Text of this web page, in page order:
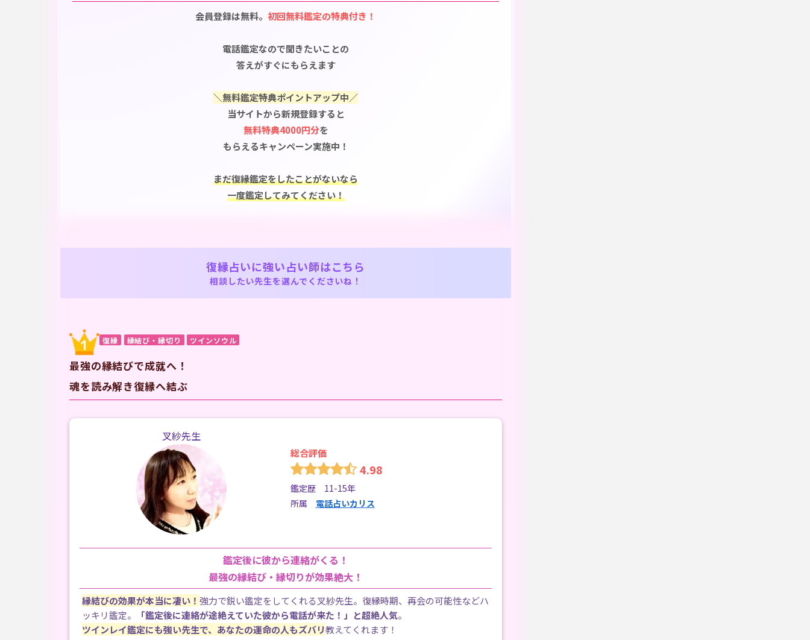
会員登録は無料。 初回無料鑑定の特典付き！
電話鑑定なので聞きたいことの
答えがすぐにもらえます
＼無料鑑定特典ポイントアップ中／
当サイトから新規登録すると
無料特典4000円分を
もらえるキャンペーン実施中！
まだ復縁鑑定をしたことがないなら
一度鑑定してみてください！
復縁占いに強い占い師はこちら
相談したい先生を選んでくださいね！
復縁 縁結び・縁切り ツインソウル
最強の縁結びで成就へ！
魂を読み解き復縁へ結ぶ
叉紗先生
総合評価
4.98
鑑定歴 11-15年
所属 電話占いカリス
鑑定後に彼から連絡がくる！
最強の縁結び・縁切りが効果絶大！
縁結びの効果が本当に凄い！ 強力で鋭い鑑定をしてくれる叉紗先生。復縁時期、再会の可能性などハ
ッキリ鑑定。
「鑑定後に連絡が途絶えていた彼から電話が来た！」と超絶人気。
ツインレイ鑑定にも強い先生で、あなたの運命の人もズバリ教えてくれます！